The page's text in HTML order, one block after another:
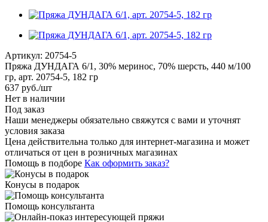
Артикул: 20754-5
Пряжа ДУНДАГА 6/1, 30% меринос, 70% шерсть, 440 м/100
гр, арт. 20754-5, 182 гр
637 руб./шт
Нет в наличии
Под заказ
Наши менеджеры обязательно свяжутся с вами и уточнят
условия заказа
Цена действительна только для интернет-магазина и может
отличаться от цен в розничных магазинах
Помощь в подборе Как оформить заказ?
Конусы в подарок
Помощь консультанта